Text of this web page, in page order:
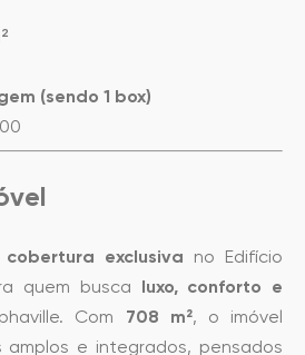
(sendo 1 box)
cobertura exclusiva no Edifício
quem busca luxo, conforto e
Com 708 m², o imóvel
e integrados, pensados